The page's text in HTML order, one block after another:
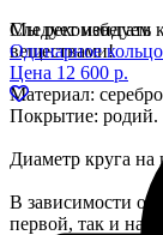
Следует
веществами!
Материал:
Покрытие: родий.
Диаметр круга на
В зависимости от
первой, так и на
Мы рекомендуем
Одинарное
Цена 12 600 р.